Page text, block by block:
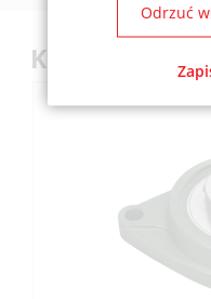
Klienci kupili
Odrzuć